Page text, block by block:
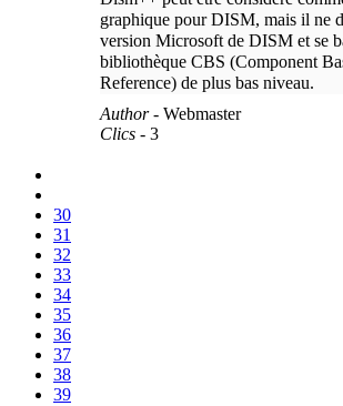
graphique pour DISM, mais il ne
version Microsoft de DISM et se
bibliothèque CBS (Component
Reference) de plus bas niveau.
Author- Webmaster
Clics - 3
30
31
32
33
34
35
36
37
38
39